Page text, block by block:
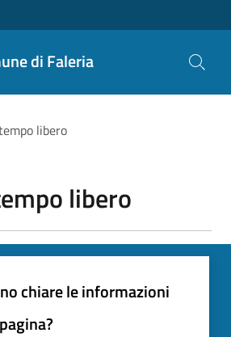
di Faleria
libero
libero
chiare le informazioni